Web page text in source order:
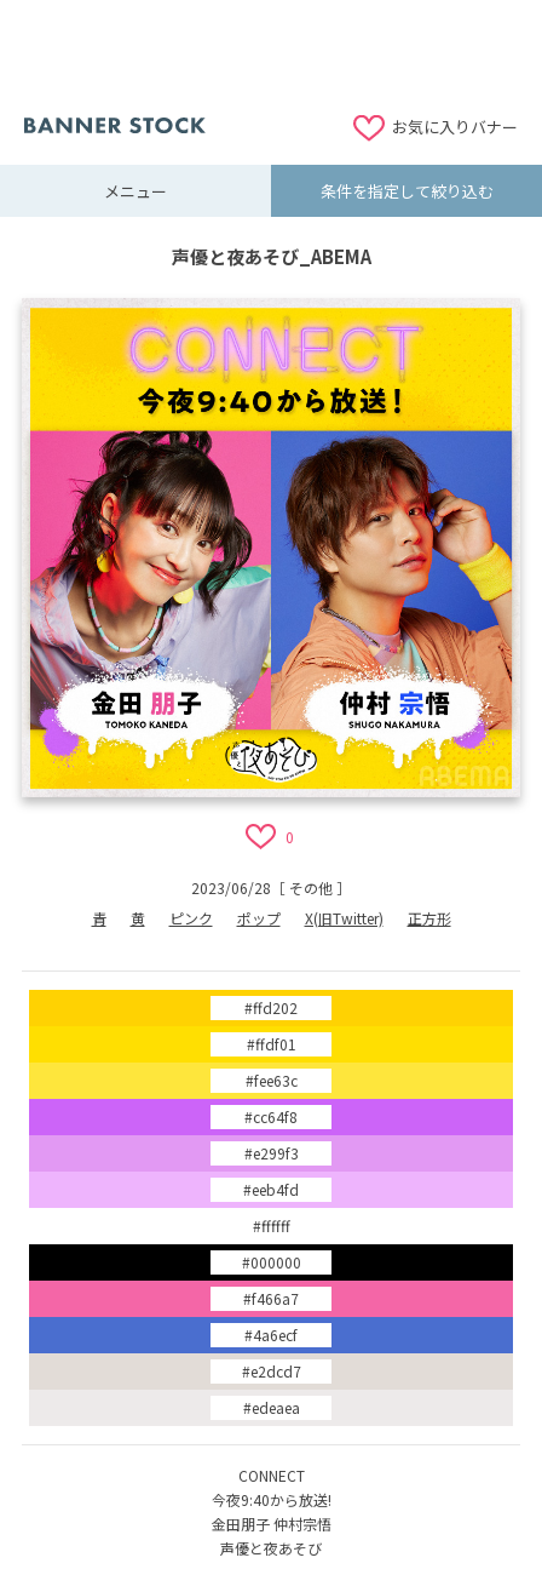
お気に入りバナー
メニュー 条件を指定して絞り込む
声優と夜あそび_ABEMA
0
2023/06/28 ［ その他］
青
黄 ピンク ポップ X(旧Twitter) 正方形
#ffd202
#ffdf01
#fee63c
#cc64f8
#e299f3
#eeb4fd
#ffffff
#000000
#f466a7
#4a6ecf
#e2dcd7
#edeaea
CONNECT
今夜9:40から放送!
金田朋子 仲村宗悟
声優と夜あそび